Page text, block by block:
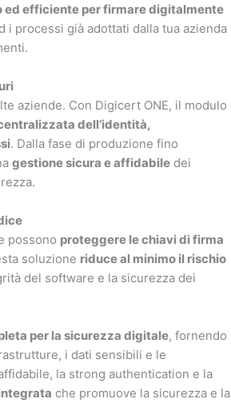
ed efficiente per firmare digitalmente
processi già adottati dalla tua azienda
aziende. Con Digicert ONE, il modulo
dell’identità,
. Dalla fase di produzione fino
gestione sicura e affidabile dei
possono proteggere le chiavi di firma
soluzione riduce al minimo il rischio
del software e la sicurezza dei
per la sicurezza digitale, fornendo
i dati sensibili e le
la strong authentication e la
che promuove la sicurezza e la